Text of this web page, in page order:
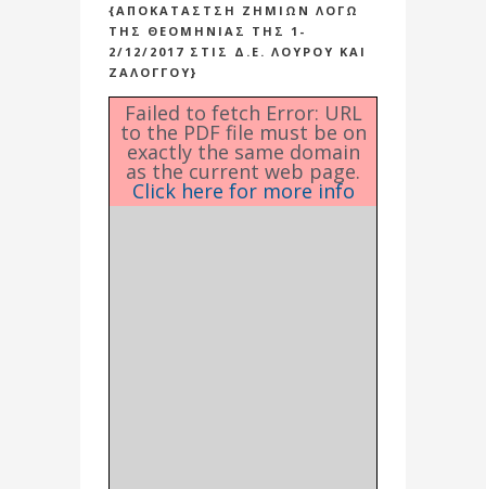
{ΑΠΟΚΑΤΑΣΤΣΗ ΖΗΜΙΩΝ ΛΟΓΩ
ΤΗΣ ΘΕΟΜΗΝΙΑΣ ΤΗΣ 1-
2/12/2017 ΣΤΙΣ Δ.Ε. ΛΟΥΡΟΥ ΚΑΙ
ΖΑΛΟΓΓΟΥ}
Failed to fetch Error: URL
to the PDF file must be on
exactly the same domain
as the current web page.
Click here for more info